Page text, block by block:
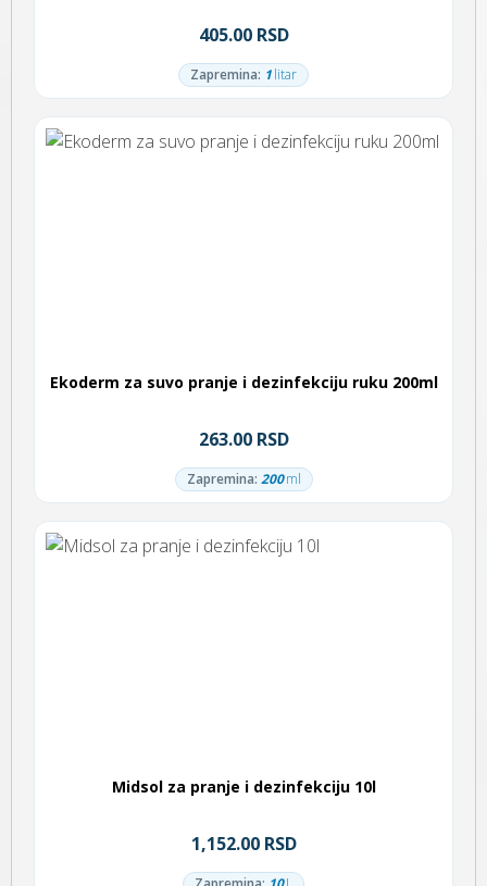
405.00 RSD
Zapremina: 1litar
Ekoderm za suvo pranje i dezinfekciju ruku 200ml
263.00 RSD
Zapremina: 200 ml
Midsol za pranje i dezinfekciju 10l
1,152.00 RSD